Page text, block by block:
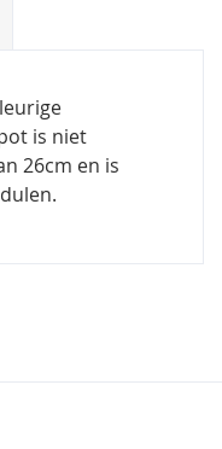
is niet
26cm en is